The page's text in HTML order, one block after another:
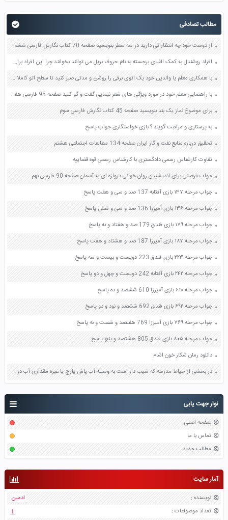
نوار جهت یابی
صفحه اصلی
تماس با ما
مطالب جدید
آمار سایت
نویسنده :
ادمین
تعداد موضواعات :
1
مطالب تصادفی
از دوست خود چه انتظاراتی دارید در سه سطر بنویسید صفحه 70 کتاب نگارش فارسی ششم
افراد روشندل به کمک الفبای برجسته به نام حروف بریل می توانند بخوانند چرا این افراد برای خواندن از سرانگشتان خود استفاده می کنند؟ صفحه 60 علوم پنجم
با همکاری معلم یا والدین خود یک اتوی برقی را روشن و مدتی صبر کنید تا سطح اتو کاملا داغ شود صفحه 89 علوم هفتم
با راهنمایی معلم خود در مورد ویژگی های شعر نیمایی گفت و گو کنید صفحه 95 فارسی هفتم
برای موضوع نماز یک بند بنویسید صفحه 45 کتاب نگارش فارسی سوم
به پرستاری و مراقبت گویند ؟ بازی خواستگاری جواب پاسخ
تحقیق درباره منابع نفت و گاز ایران صفحه 134 مطالعات اجتماعی هشتم
تفاوت کارشناس رسمی دادگستری با کارشناس رسمی قوه قضاییه
جواب فرصتی برای اندیشیدن روان خوانی دروازه ای به آسمان صفحه 90 فارسی نهم
جواب مرحله ۱۳۷ بازی آفتابه 137 صد و سی و هفت پاسخ
جواب مرحله ۱۳۶ بازی آمیرزا 136 صد و سی و شش پاسخ
جواب مرحله ۱۷۹ بازی فندق 179 صد و هفتاد و نه پاسخ
جواب مرحله ۱۸۷ بازی آمیرزا 187 صد و هشتاد و هفت پاسخ
جواب مرحله ۲۲۳ بازی فندق 223 دویست و بیست و سه پاسخ
جواب مرحله ۲۴۲ بازی آفتابه 242 دویست و چهل و دو پاسخ
جواب مرحله ۶۱۰ بازی آمیرزا 610 ششصد و ده پاسخ
جواب مرحله ۶۹۲ بازی فندق 692 ششصد و نود و دو پاسخ
جواب مرحله ۷۶۹ بازی آمیرزا 769 هفتصد و شصت و نه پاسخ
جواب مرحله ۸۰۵ بازی فندق 805 هشتصد و پنج پاسخ
دانلود رمان شکار خون اشام
در بخشی از حیاط مدرسه که شیب دار است به وسیله آب پاش پارچ یا غیره مقداری آب در چند نقطه نزدیک به هم در سطح زمین بریزید سپس میسر حرکت آب را رسم کنید رسم خود را با شکل رو به رو مقایسه کنید صفحه 49 علوم هفتم